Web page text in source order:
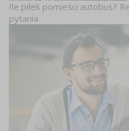
Ile piłek pomieści autobus?
pytania